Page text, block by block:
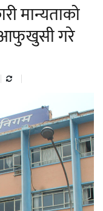
मान्यताको
आफुखुसी गरे